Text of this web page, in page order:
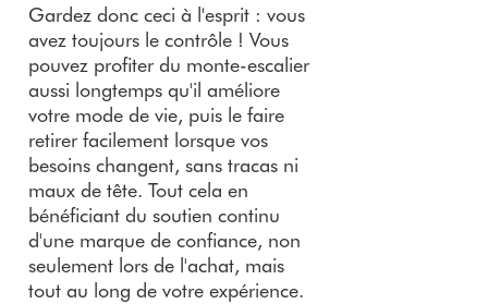
Gardez donc ceci à l'esprit : vous
avez toujours le contrôle ! Vous
pouvez profiter du monte-escalier
aussi longtemps qu'il améliore
votre mode de vie, puis le faire
retirer facilement lorsque vos
besoins changent, sans tracas ni
maux de tête. Tout cela en
bénéficiant du soutien continu
d'une marque de confiance, non
seulement lors de l'achat, mais
tout au long de votre expérience.